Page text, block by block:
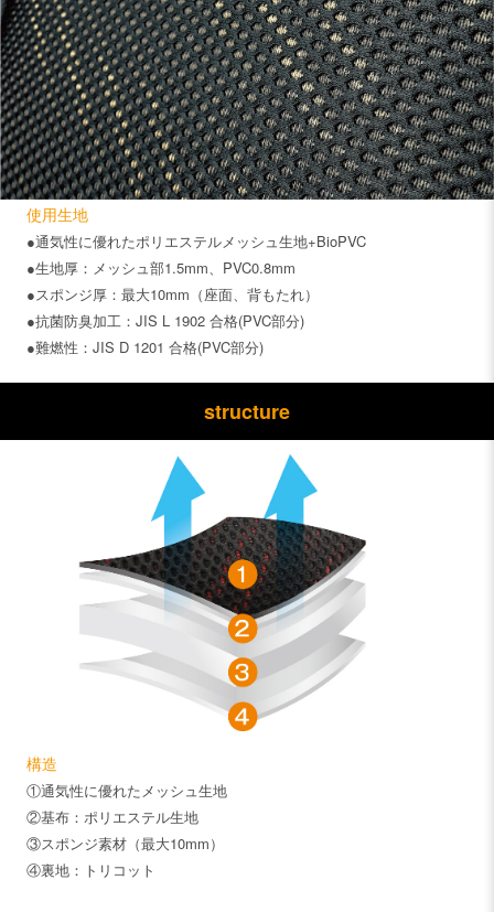
使用生地
●通気性に優れたポリエステルメッシュ生地+BioPVC
●生地厚：メッシュ部1.5mm、PVC0.8mm
●スポンジ厚：最大10mm（座面、背もたれ）
●抗菌防臭加工：JIS L 1902 合格(PVC部分)
●難燃性：JIS D 1201 合格(PVC部分)
structure
構造
①通気性に優れたメッシュ生地
②基布：ポリエステル生地
③スポンジ素材（最大10mm）
④裏地：トリコット